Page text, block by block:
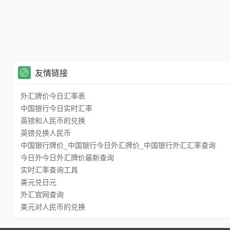
友情链接
外汇牌价今日汇率表
中国银行今日实时汇率
英镑和人民币的兑换
英镑兑换人民币
中国银行牌价_中国银行今日外汇牌价_中国银行外汇汇率查询
今日外今日外汇牌价最新查询
实时汇率查询工具
美元兑日元
外汇官网查询
美元对人民币的兑换